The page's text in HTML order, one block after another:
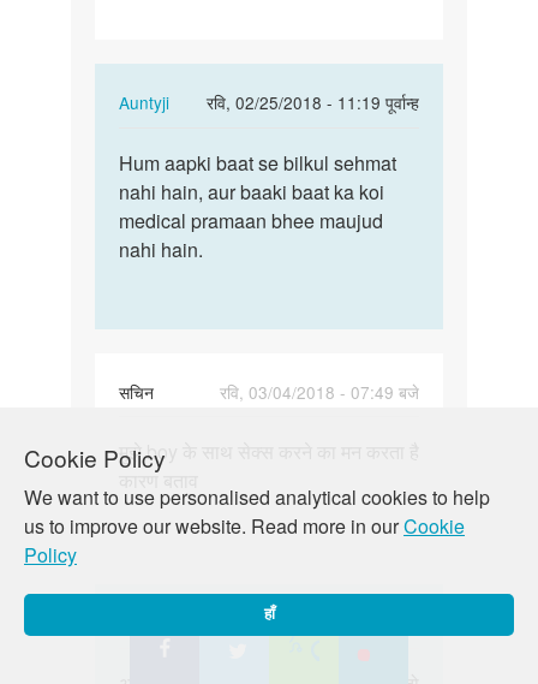
Cookie Policy
We want to use personalised analytical cookies to help
us to improve our website. Read more in ourCookie
Policy
हाँ
Auntyji
रवि, 02/25/2018 - 11:19 पूर्वान्ह
In
to
bete
jyada
mat
by
Hum
aapki
baat
se
Hum aapki baat se bilkul sehmat
nahi hain, aur baaki baat ka koi
medical pramaan bhee maujud
nahi hain.
सचिन
रवि, 03/04/2018 - 07:49 बजे
मुझे
के
साथ
करने…
मुझे boy के साथ सेक्स करने का मन करता है
कारण बताव
रवि, 04/01/2018 - 01:05 बजे